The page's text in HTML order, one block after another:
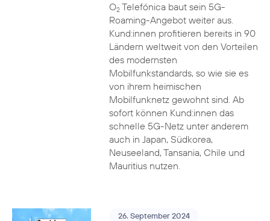
O2Telefónica baut sein 5G-
Roaming-Angebot weiter aus.
Kund:innen profitieren bereits in 90
Ländern weltweit von den Vorteilen
des modernsten
Mobilfunkstandards, so wie sie es
von ihrem heimischen
Mobilfunknetz gewohnt sind. Ab
sofort können Kund:innen das
schnelle 5G-Netz unter anderem
auch in Japan, Südkorea,
Neuseeland, Tansania, Chile und
Mauritius nutzen.
26. September 2024